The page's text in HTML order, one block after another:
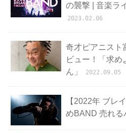
の襲撃 | 音楽ラ
2023.02.06
奇才ピアニスト
ビュー！「求め
ん」
2022.09.05
【2022年 ブレ
めBAND 売れる